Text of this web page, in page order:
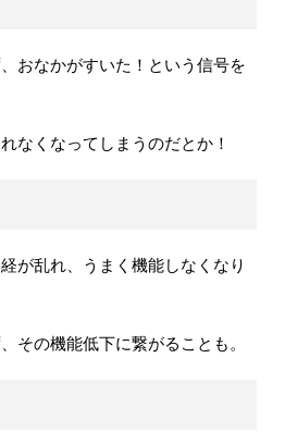
おなかがすいた！という信号を
なくなってしまうのだとか！
が乱れ、うまく機能しなくなり
その機能低下に繋がることも。